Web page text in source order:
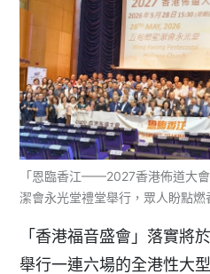
「恩臨香江——2027香港佈道大
潔會永光堂禮堂舉行，眾人盼點
「香港福音盛會」落實將
舉行一連六場的全港性大